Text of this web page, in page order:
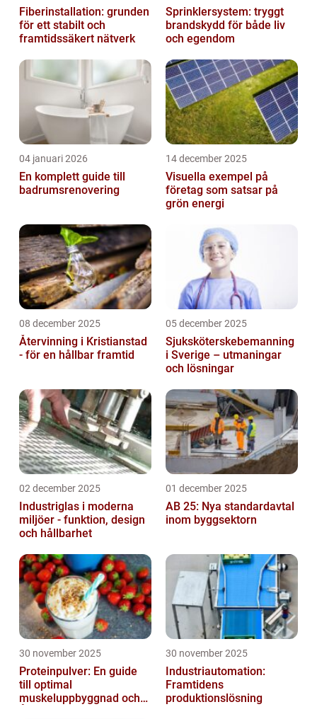
Fiberinstallation: grunden
för ett stabilt och
framtidssäkert nätverk
Sprinklersystem: tryggt
brandskydd för både liv
och egendom
04 januari 2026
En komplett guide till
badrumsrenovering
14 december 2025
Visuella exempel på
företag som satsar på
grön energi
08 december 2025
Återvinning i Kristianstad
- för en hållbar framtid
05 december 2025
Sjuksköterskebemanning
i Sverige – utmaningar
och lösningar
02 december 2025
Industriglas i moderna
miljöer - funktion, design
och hållbarhet
01 december 2025
AB 25: Nya standardavtal
inom byggsektorn
30 november 2025
Proteinpulver: En guide
till optimal
muskeluppbyggnad och
30 november 2025
Industriautomation:
Framtidens
produktionslösning